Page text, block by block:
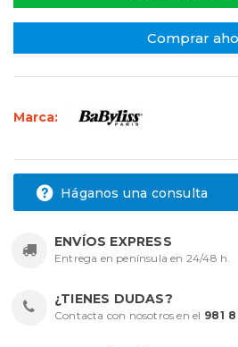
Comprar
Marca:
Háganos una consulta
ENVÍOS EXPRESS
Entrega en península en 24/48 h.
¿TIENES DUDAS?
Contacta con nosotros en el 981